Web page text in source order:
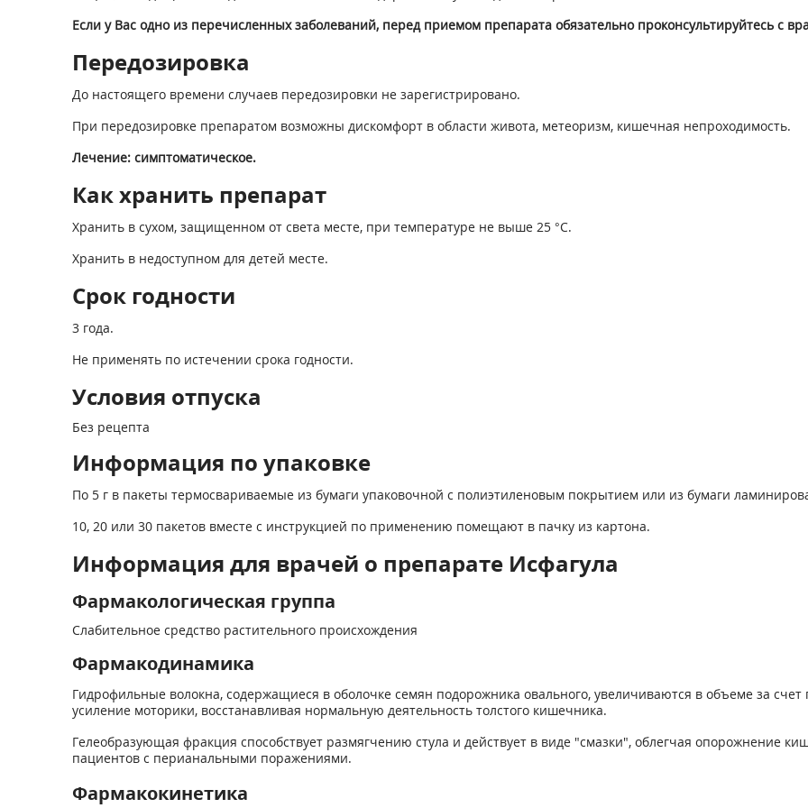
Если у Вас одно из перечисленных заболеваний, перед приемом препарата обязательно проконсультируйтесь с
Передозировка
До настоящего времени случаев передозировки не зарегистрировано.
При передозировке препаратом возможны дискомфорт в области живота, метеоризм, кишечная непроходимость.
Лечение: симптоматическое.
Как хранить препарат
Хранить в сухом, защищенном от света месте, при температуре не выше 25 °С.
Хранить в недоступном для детей месте.
Срок годности
3 года.
Не применять по истечении срока годности.
Условия отпуска
Без рецепта
Информация по упаковке
По 5 г в пакеты термосвариваемые из бумаги упаковочной с полиэтиленовым покрытием или из бумаги
10, 20 или 30 пакетов вместе с инструкцией по применению помещают в пачку из картона.
Информация для врачей о препарате Исфагула
Фармакологическая группа
Слабительное средство растительного происхождения
Фармакодинамика
Гидрофильные волокна, содержащиеся в оболочке семян подорожника овального, увеличиваются в объеме за
усиление моторики, восстанавливая нормальную деятельность толстого кишечника.
Гелеобразующая фракция способствует размягчению стула и действует в виде "смазки", облегчая опорожнение
пациентов с перианальными поражениями.
Фармакокинетика